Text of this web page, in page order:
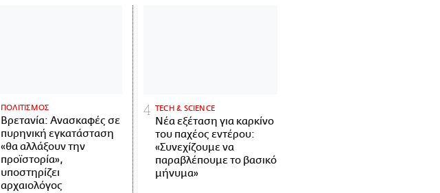
ΠΟΛΙΤΙΣΜΟΣ
Βρετανία: Ανασκαφές σε
πυρηνική εγκατάσταση
«θα αλλάξουν την
προϊστορία»,
υποστηρίζει
αρχαιολόγος
ΤECH & SCIENCE
Νέα εξέταση για καρκίνο
του παχέος εντέρου:
«Συνεχίζουμε να
παραβλέπουμε το βασικό
μήνυμα»